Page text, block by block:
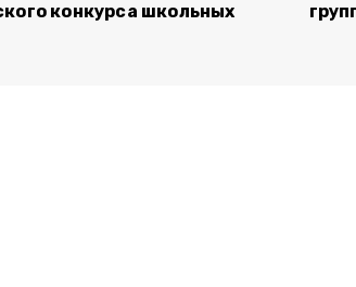
конкурса школьных